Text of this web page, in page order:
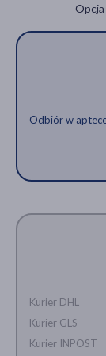
Odbiór w
Kurier DHL
Kurier GLS
Kurier INPOST